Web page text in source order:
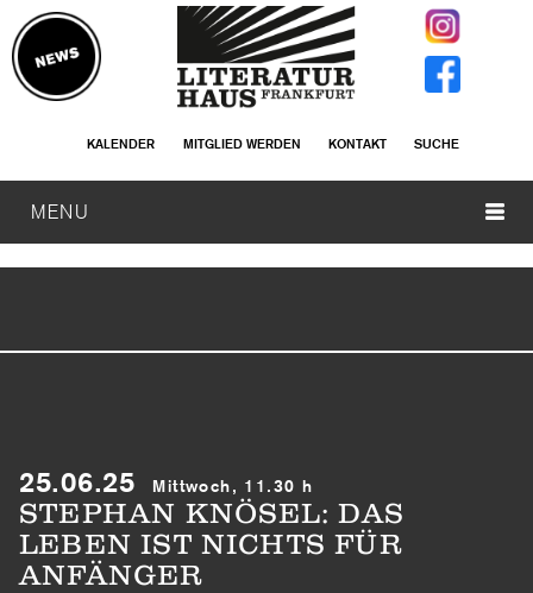
KALENDER MITGLIED WERDEN KONTAKT SUCHE
MENU
25.06.25 Mittwoch, 11.30 h
STEPHAN KNÖSEL: DAS
LEBEN IST NICHTS FÜR
ANFÄNGER